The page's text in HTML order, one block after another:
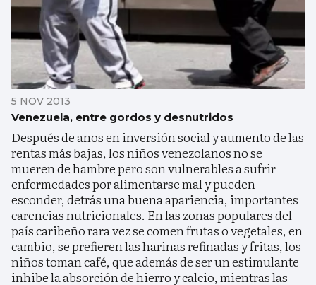
5 NOV 2013
Venezuela, entre gordos y desnutridos
Después de años en inversión social y aumento de las
rentas más bajas, los niños venezolanos no se
mueren de hambre pero son vulnerables a sufrir
enfermedades por alimentarse mal y pueden
esconder, detrás una buena apariencia, importantes
carencias nutricionales. En las zonas populares del
país caribeño rara vez se comen frutas o vegetales, en
cambio, se prefieren las harinas refinadas y fritas, los
niños toman café, que además de ser un estimulante
inhibe la absorción de hierro y calcio, mientras las